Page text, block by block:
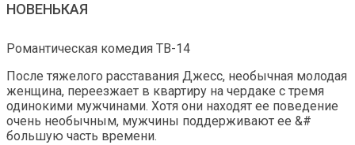
НОВЕНЬКАЯ
Романтическая комедия ТВ-14
После тяжелого расставания Джесс, необычная молодая
женщина, переезжает в квартиру на чердаке с тремя
одинокими мужчинами. Хотя они находят ее поведение
очень необычным, мужчины поддерживают ее &#
большую часть времени.